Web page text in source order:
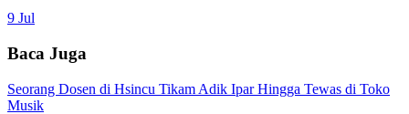
9 Jul
Baca Juga
Seorang Dosen di Hsincu Tikam Adik Ipar Hingga Tewas di Toko
Musik